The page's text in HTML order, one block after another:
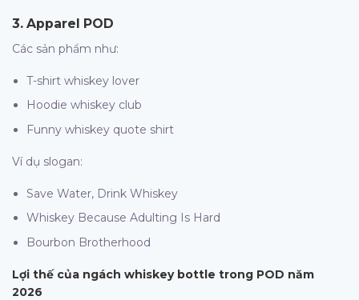
3. Apparel POD
Các sản phẩm như:
T-shirt whiskey lover
Hoodie whiskey club
Funny whiskey quote shirt
Ví dụ slogan:
Save Water, Drink Whiskey
Whiskey Because Adulting Is Hard
Bourbon Brotherhood
Lợi thế của ngách whiskey bottle trong POD năm
2026